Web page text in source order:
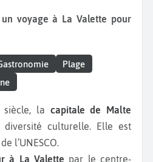
Plage
siècle, la capitale de Malte
culturelle. Elle est
l’UNESCO.
à La Valette par le centre-